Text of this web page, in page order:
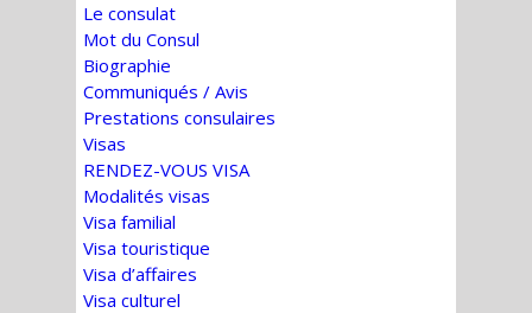
Le consulat
Mot du Consul
Biographie
Communiqués / Avis
Prestations consulaires
Visas
RENDEZ-VOUS VISA
Modalités visas
Visa familial
Visa touristique
Visa d’affaires
Visa culturel